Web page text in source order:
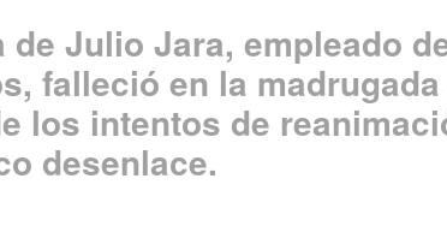
de Julio Jara, empleado
falleció en la
los intentos de
desenlace.